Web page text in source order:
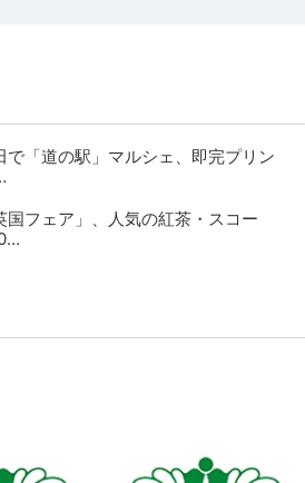
「道の駅」マルシェ、即完プリン
フェア」、人気の紅茶・スコー